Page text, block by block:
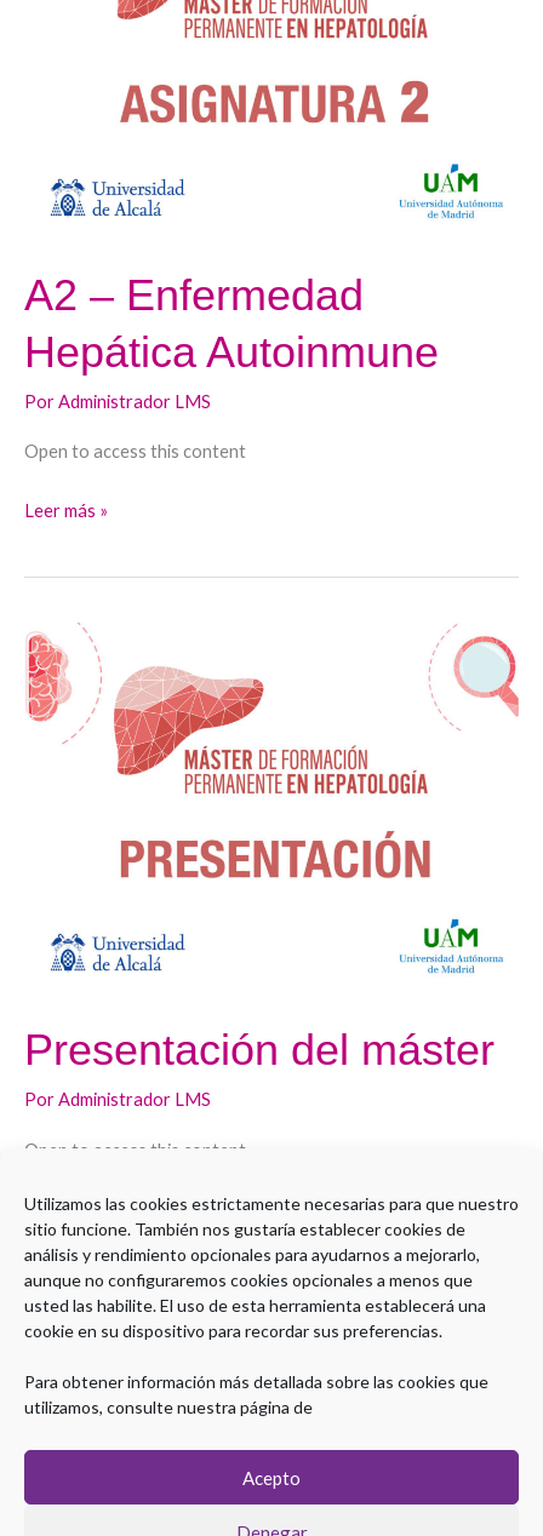
Utilizamos las cookies estrictamente necesarias para que nuestro
sitio funcione. También nos gustaría establecer cookies de
análisis y rendimiento opcionales para ayudarnos a mejorarlo,
aunque no configuraremos cookies opcionales a menos que
usted las habilite. El uso de esta herramienta establecerá una
cookie en su dispositivo para recordar sus preferencias.
Para obtener información más detallada sobre las cookies que
utilizamos, consulte nuestra página de
Acepto
A2 – Enfermedad
Hepática Autoinmune
PorAdministrador LMS
Open to access this content
Autoinmune
Leer más »
Presentación del máster
PorAdministrador LMS
Open to access this content
Presentación
del
máster
Leer más »
1 2 Siguiente